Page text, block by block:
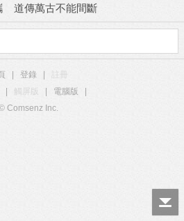
道傳萬古不能間斷
登錄
觸屏版 電腦版
Comsenz Inc.